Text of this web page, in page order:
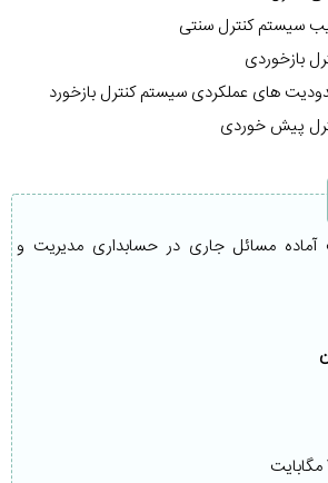
سیستم کنترل سنتی
بازخوردی
های عملکردی سیستم کنترل بازخورد
پیش خوردی
آماده مسائل جاری در حسابداری مدیریت و